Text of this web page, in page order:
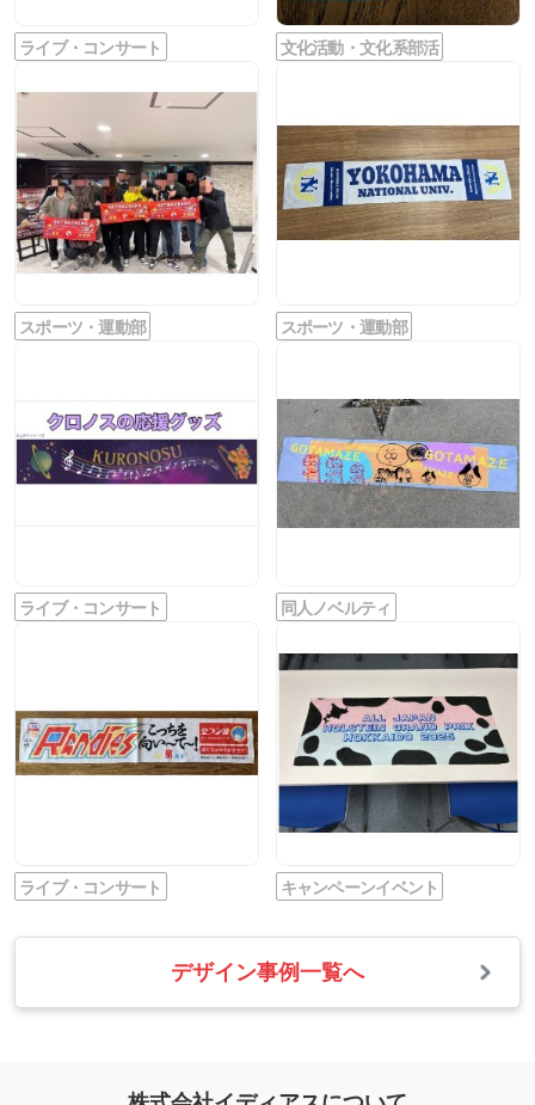
ライブ・コンサート 文化活動・文化系部活
スポーツ・運動部 スポーツ・運動部
ライブ・コンサート 同人ノベルティ
ライブ・コンサート キャンペーンイベント
デザイン事例一覧へ